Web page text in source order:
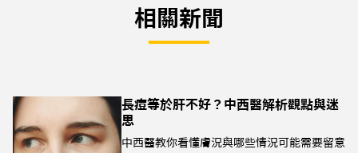
相關新聞
長痘等於肝不好？中西醫解析觀點與迷
思
中西醫教你看懂膚況與哪些情況可能需要留意